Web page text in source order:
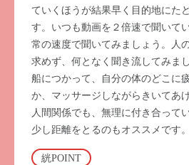
ていくほうが結果早く目的地にた
す。いつも動画を２倍速で聞いて
常の速度で聞いてみましょう。人
求めず、何となく聞き流してみま
船につかって、自分の体のどこに
か、マッサージしながらきいてあ
人間関係でも、無理に付き合って
少し距離をとるのもオススメです。
絖POINT